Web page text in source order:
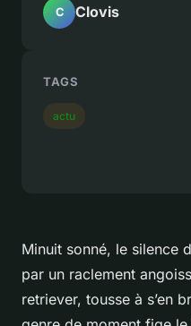
Minuit sonné, le silence
par un raclement
retriever, tousse à s’en
C Clovis
TAGS
actu